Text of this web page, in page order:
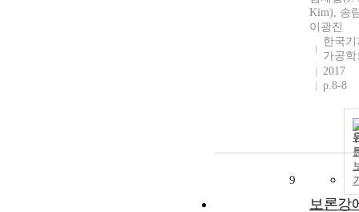
Kim), 송
이광진
한국기
가공학
2017
p.8-8
9
보론강